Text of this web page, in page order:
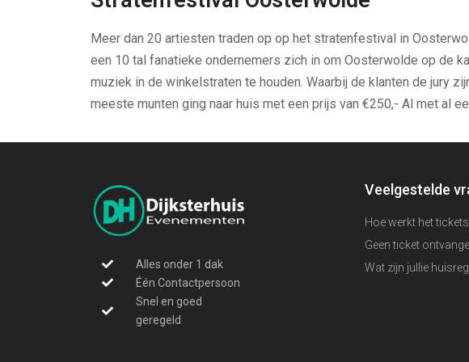
Meer dan 20 artiesten traden op op het stratenfestival in
een 10 tal fanatieke ondernemers zich in om Oosterwolde op de
muziek in de winkelstraten te houden. Waarbij de klanten de jury
meeste munten ging naar huis met een prijs van €250,- Al met al
Alles onder 1 dak
Één Contactpersoon
Snel en goed
geregeld
Veelgestelde
Hoe werkt het
Geen ticket
Wat zijn jullie